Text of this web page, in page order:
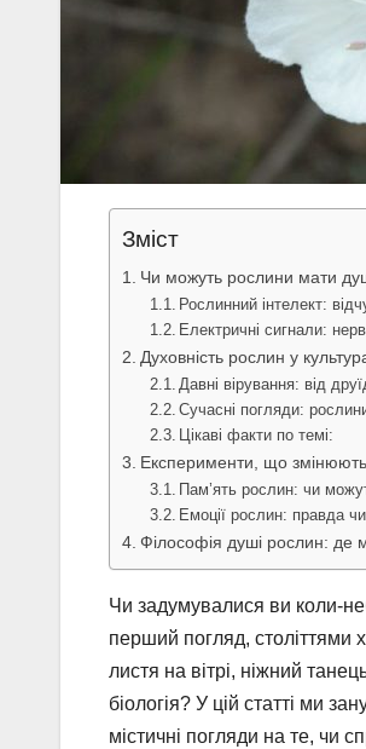
Зміст
Чи можуть рослини мати
Рослинний інтелект:
Електричні сигнали:
Духовність рослин у
Давні вірування: від
Сучасні погляди:
Цікаві факти по темі:
Експерименти, що
Пам’ять рослин: чи
Емоції рослин: правда
Філософія душі рослин: де
Чи задумувалися ви коли-
перший погляд, століттями
листя на вітрі, ніжний
біологія? У цій статті ми
містичні погляди на те, чи